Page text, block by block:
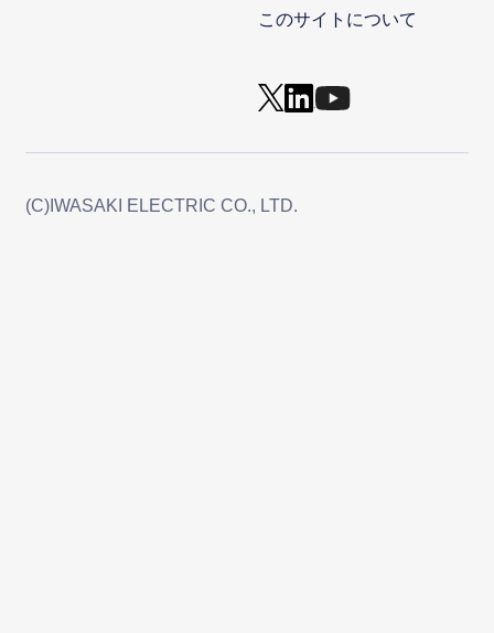
このサイトについて
(C)IWASAKI ELECTRIC CO., LTD.